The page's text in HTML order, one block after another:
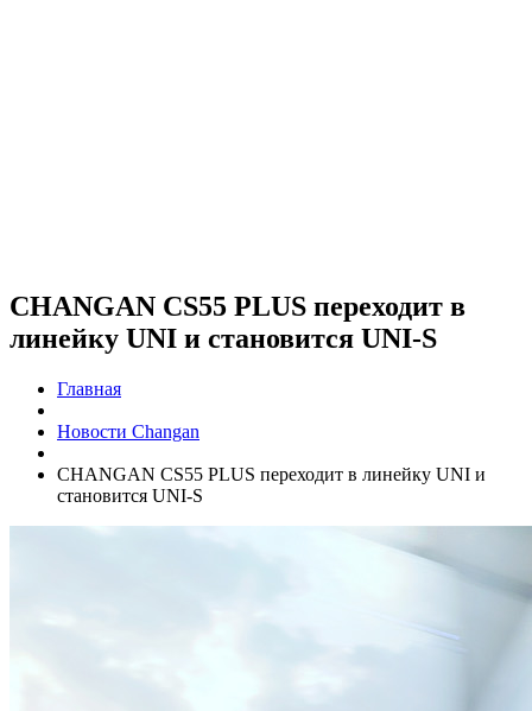
CHANGAN CS55 PLUS переходит в
линейку UNI и становится UNI-S
Главная
Новости Changan
CHANGAN CS55 PLUS переходит в линейку UNI и
становится UNI-S